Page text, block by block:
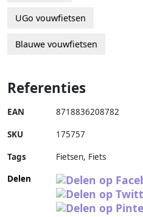
UGo vouwfietsen
Blauwe vouwfietsen
Referenties
EAN 8718836208782
SKU 175757
Tags
Fietsen, Fiets
Delen